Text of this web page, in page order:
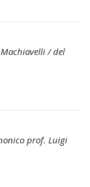
/ del
prof. Luigi